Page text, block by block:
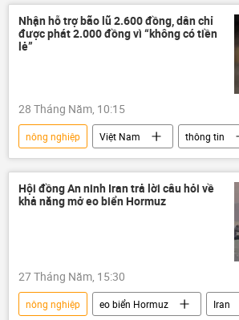
Myanmar
Thái Lan
Campuchia
Vladimir Putin
hợp tác
Dmitry Peskov
Nhận hỗ trợ bão lũ 2.600 đồng, dân chỉ
được phát 2.000 đồng vì “không có tiền
lẻ”
28 Tháng Năm, 10:15
nông nghiệp Việt Nam
thông tin
Mưa bão, lũ lụt lịch sử, thiên tai kinh hoàng ở
cơn bão
đền bù thiệt hại
Hội đồng An ninh Iran trả lời câu hỏi về
khả năng mở eo biển Hormuz
27 Tháng Năm, 15:30
nông nghiệp eo biển Hormuz
Iran